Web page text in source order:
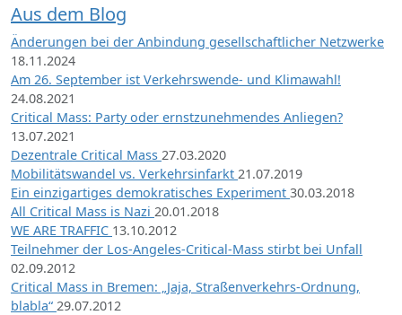
Aus dem Blog
Änderungen bei der Anbindung gesellschaftlicher Netzwerke
18.11.2024
Am 26. September ist Verkehrswende- und Klimawahl!
24.08.2021
Critical Mass: Party oder ernstzunehmendes Anliegen?
13.07.2021
Dezentrale Critical Mass 27.03.2020
Mobilitätswandel vs. Verkehrsinfarkt 21.07.2019
Ein einzigartiges demokratisches Experiment 30.03.2018
All Critical Mass is Nazi 20.01.2018
WE ARE TRAFFIC 13.10.2012
Teilnehmer der Los-Angeles-Critical-Mass stirbt bei Unfall
02.09.2012
Critical Mass in Bremen: „Jaja, Straßenverkehrs-Ordnung,
blabla“ 29.07.2012